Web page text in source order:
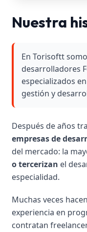
Nuestra
En Torisoftt
desarrolladores
especializados
gestión y
Después de años
empresas de
del mercado: la
o tercerizan el
especialidad.
Muchas veces
experiencia en
contratan